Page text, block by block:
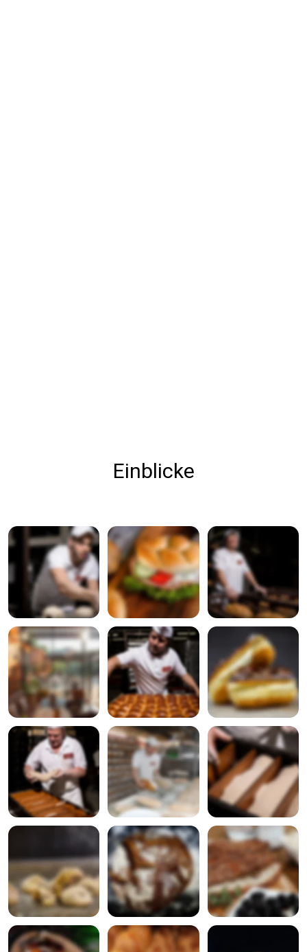
Einblicke